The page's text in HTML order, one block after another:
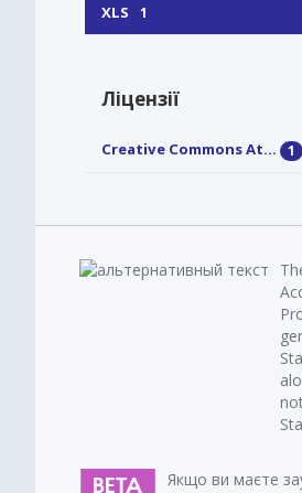
XLS 1
Ліцензії
Creative Commons At... 1
Якщо ви маєте